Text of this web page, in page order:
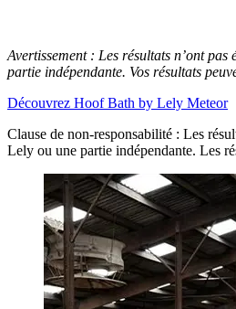
Avertissement : Les résultats n’ont
partie indépendante. Vos résultats
Découvrez Hoof Bath by Lely Meteor
Clause de non-responsabilité : Les
Lely ou une partie indépendante. Les